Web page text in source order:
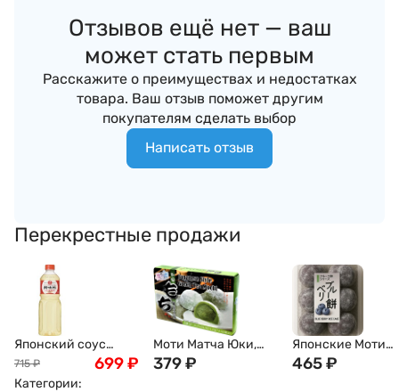
Отзывов ещё нет — ваш
может стать первым
Расскажите о преимуществах и недостатках
товара. Ваш отзыв поможет другим
покупателям сделать выбор
Написать отзыв
Перекрестные продажи
Японский соус
мирин King Jyoso,
1000мл
715 ₽ 699₽
Моти Матча Юки,
210г, Япония
379₽
Японские Моти
Дайфуку с
465₽
Категории: